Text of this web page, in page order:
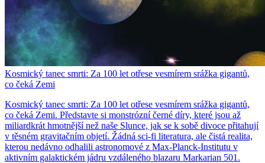
Kosmický tanec smrti: Za 100 let otřese vesmírem srážka gigantů,
co čeká Zemi
Kosmický tanec smrti: Za 100 let otřese vesmírem srážka gigantů,
co čeká Zemi. Představte si monstrózní černé díry, které jsou až
miliardkrát hmotnější než naše Slunce, jak se k sobě divoce přitahují
v těsném gravitačním objetí. Žádná sci-fi literatura, ale čistá realita,
kterou nedávno odhalili astronomové z Max-Planck-Institutu v
aktivním galaktickém jádru vzdáleného blazaru Markarian 501.